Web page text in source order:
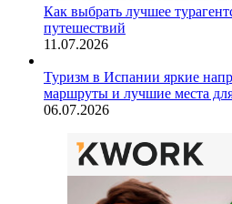
Как выбрать лучшее
путешествий
11.07.2026
Туризм в Испании яркие
маршруты и лучшие места
06.07.2026